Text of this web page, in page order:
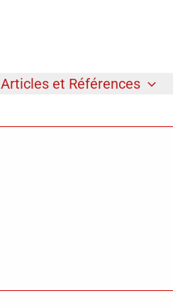
Articles et Références